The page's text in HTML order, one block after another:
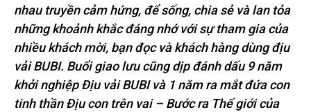
nhau truyền cảm hứng, để sống, chia sẻ và lan tỏa
những khoảnh khắc đáng nhớ với sự tham gia của
nhiều khách mời, bạn đọc và khách hàng dùng địu
vải BUBI. Buổi giao lưu cũng dịp đánh dấu 9 năm
khởi nghiệp Địu vải BUBI và 1 năm ra mắt đứa con
tinh thần Địu con trên vai – Bước ra Thế giới của